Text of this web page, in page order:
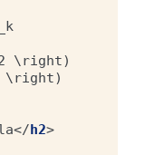
\right)
</h2>